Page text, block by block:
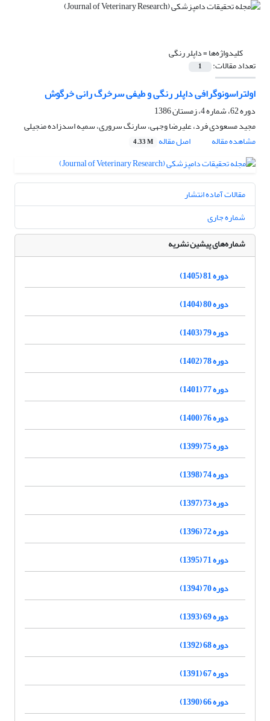
کلیدواژه‌ها =داپلر رنگی
تعداد مقالات: 1
اولتراسونوگرافی داپلر رنگی و طیفی سرخرگ رانی خرگوش
دوره 62، شماره 4، زمستان 1386
مجید مسعودی فرد، علیرضا وجهی، سارنگ سروری، سمیه اسدزاده منجیلی
مشاهده مقاله
اصل مقاله 4.33 M
مقالات آماده انتشار
شماره جاری
شماره‌های پیشین نشریه
دوره 81 (1405)
دوره 80 (1404)
دوره 79 (1403)
دوره 78 (1402)
دوره 77 (1401)
دوره 76 (1400)
دوره 75 (1399)
دوره 74 (1398)
دوره 73 (1397)
دوره 72 (1396)
دوره 71 (1395)
دوره 70 (1394)
دوره 69 (1393)
دوره 68 (1392)
دوره 67 (1391)
دوره 66 (1390)